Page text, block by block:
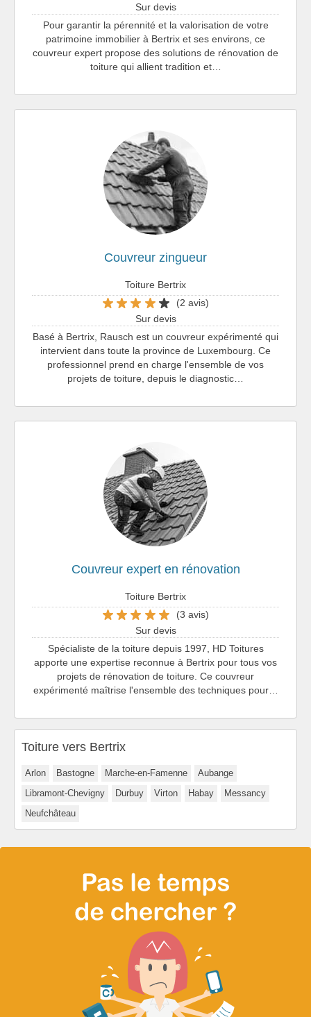
Sur devis
Pour garantir la pérennité et la valorisation de votre
patrimoine immobilier à Bertrix et ses environs, ce
couvreur expert propose des solutions de rénovation de
toiture qui allient tradition et…
Couvreur zingueur
Toiture Bertrix
(2 avis)
Sur devis
Basé à Bertrix, Rausch est un couvreur expérimenté qui
intervient dans toute la province de Luxembourg. Ce
professionnel prend en charge l'ensemble de vos
projets de toiture, depuis le diagnostic…
Couvreur expert en rénovation
Toiture Bertrix
(3 avis)
Sur devis
Spécialiste de la toiture depuis 1997, HD Toitures
apporte une expertise reconnue à Bertrix pour tous vos
projets de rénovation de toiture. Ce couvreur
expérimenté maîtrise l'ensemble des techniques pour…
Toiture vers Bertrix
Arlon Bastogne Marche-en-Famenne
Aubange
Libramont-Chevigny
Durbuy Virton Habay
Messancy
Neufchâteau